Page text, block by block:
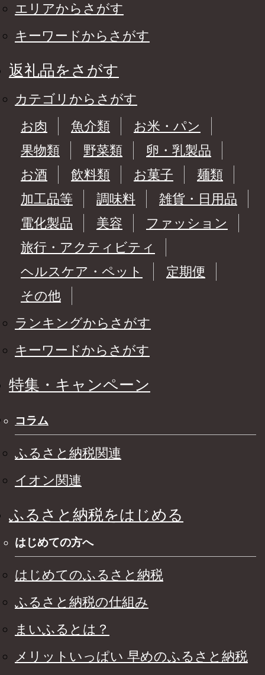
エリアからさがす
キーワードからさがす
返礼品をさがす
カテゴリからさがす
お肉
魚介類
お米・パン
果物類
野菜類
卵・乳製品
お酒
飲料類 お菓子
麺類
加工品等
調味料
雑貨・日用品
電化製品
美容
ファッション
旅行・アクティビティ
ヘルスケア・ペット
定期便
その他
ランキングからさがす
キーワードからさがす
特集・キャンペーン
コラム
ふるさと納税関連
イオン関連
ふるさと納税をはじめる
はじめての方へ
はじめてのふるさと納税
ふるさと納税の仕組み
まいふるとは？
メリットいっぱい 早めのふるさと納税